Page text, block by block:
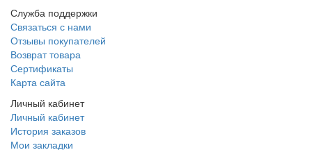
Служба поддержки
Связаться с нами
Отзывы покупателей
Возврат товара
Сертификаты
Карта сайта
Личный кабинет
Личный кабинет
История заказов
Мои закладки